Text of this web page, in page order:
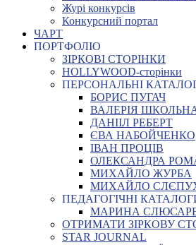
Журі конкурсів
Конкурсний портал
ЧАРТ
ПОРТФОЛІО
ЗІРКОВІ СТОРІНКИ
HOLLYWOOD-сторінки
ПЕРСОНАЛЬНІ
БОРИС ПУГАЧ
ВАЛЕРІЯ
ДАНІІЛ РЕБЕРТ
ЄВА НАБОЙЧЕНКО
ІВАН ПРОЦІВ
ОЛЕКСАНДРА
МИХАЙЛО ЖУРБА
МИХАЙЛО
ПЕДАГОГІЧНІ
МАРИНА
ОТРИМАТИ ЗІРКОВУ
STAR JOURNAL